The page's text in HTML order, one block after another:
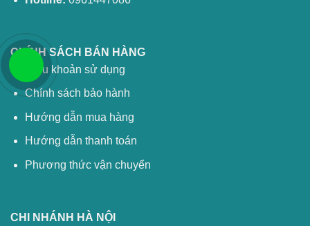
CHÍNH SÁCH BÁN HÀNG
Điều khoản sử dụng
Chính sách bảo hành
Hướng dẫn mua hàng
Hướng dẫn thanh toán
Phương thức vận chuyển
CHI NHÁNH HÀ NỘI